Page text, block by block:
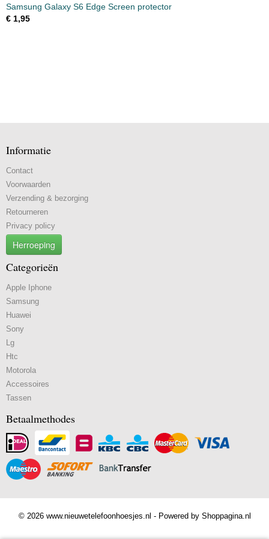
Samsung Galaxy S6 Edge Screen protector
€ 1,95
Informatie
Contact
Voorwaarden
Verzending & bezorging
Retourneren
Privacy policy
Herroeping
Categorieën
Apple Iphone
Samsung
Huawei
Sony
Lg
Htc
Motorola
Accessoires
Tassen
Betaalmethodes
© 2026 www.nieuwetelefoonhoesjes.nl - Powered by Shoppagina.nl